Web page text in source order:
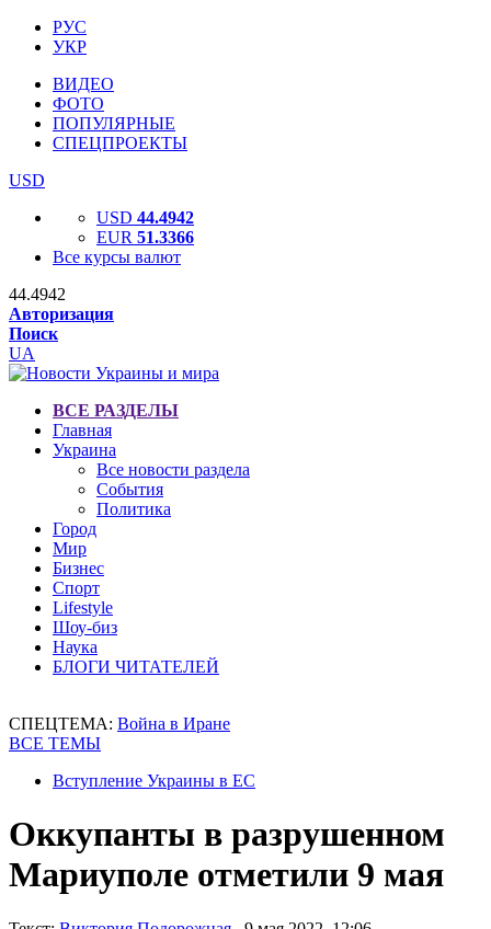
РУС
УКР
ВИДЕО
ФОТО
ПОПУЛЯРНЫЕ
СПЕЦПРОЕКТЫ
USD
USD 44.4942
EUR 51.3366
Все курсы валют
44.4942
Авторизация
Поиск
UA
ВСЕ РАЗДЕЛЫ
Главная
Украина
Все новости раздела
События
Политика
Город
Мир
Бизнес
Спорт
Lifestyle
Шоу-биз
Наука
БЛОГИ ЧИТАТЕЛЕЙ
СПЕЦТЕМА: Война в Иране
ВСЕ ТЕМЫ
Вступление Украины в ЕС
Оккупанты в разрушенном
Мариуполе отметили 9 мая